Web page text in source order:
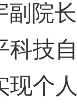
副院
科技
现个